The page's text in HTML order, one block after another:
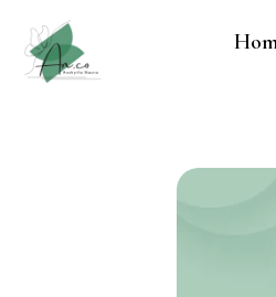
konten